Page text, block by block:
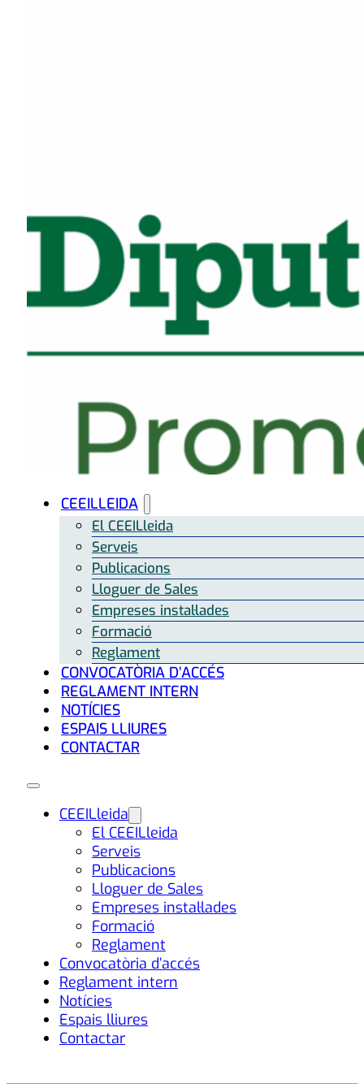
CEEILLEIDA
El CEEILleida
Serveis
Publicacions
Lloguer de Sales
Empreses instal·lades
Formació
Reglament
CONVOCATÒRIA D’ACCÉS
REGLAMENT INTERN
NOTÍCIES
ESPAIS LLIURES
CONTACTAR
CEEILleida
El CEEILleida
Serveis
Publicacions
Lloguer de Sales
Empreses instal·lades
Formació
Reglament
Convocatòria d’accés
Reglament intern
Notícies
Espais lliures
Contactar